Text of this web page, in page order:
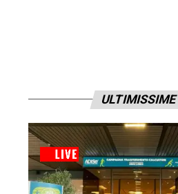
ULTIMISSIME